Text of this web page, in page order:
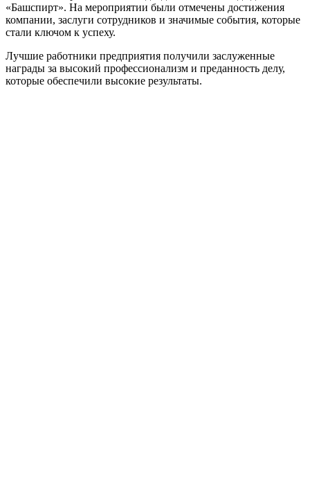
«Башспирт». На мероприятии были отмечены достижения
компании, заслуги сотрудников и значимые события, которые
стали ключом к успеху.
Лучшие работники предприятия получили заслуженные
награды за высокий профессионализм и преданность делу,
которые обеспечили высокие результаты.